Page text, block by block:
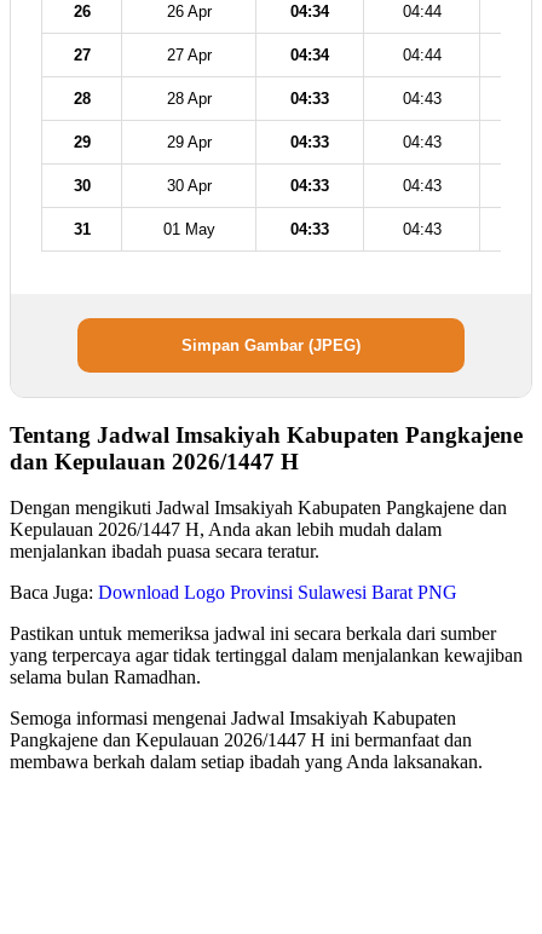
26 26 Apr 04:34 04:44
27 27 Apr 04:34 04:44
28 28 Apr 04:33 04:43
29 29 Apr 04:33 04:43
30 30 Apr 04:33 04:43
31 01 May 04:33 04:43
Simpan Gambar (JPEG)
Tentang Jadwal Imsakiyah Kabupaten Pangkajene
dan Kepulauan 2026/1447 H
Dengan mengikuti Jadwal Imsakiyah Kabupaten Pangkajene dan
Kepulauan 2026/1447 H, Anda akan lebih mudah dalam
menjalankan ibadah puasa secara teratur.
Baca Juga: Download Logo Provinsi Sulawesi Barat PNG
Pastikan untuk memeriksa jadwal ini secara berkala dari sumber
yang terpercaya agar tidak tertinggal dalam menjalankan kewajiban
selama bulan Ramadhan.
Semoga informasi mengenai Jadwal Imsakiyah Kabupaten
Pangkajene dan Kepulauan 2026/1447 H ini bermanfaat dan
membawa berkah dalam setiap ibadah yang Anda laksanakan.